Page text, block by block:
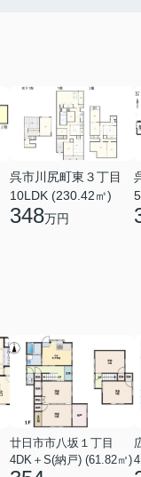
呉市川尻町東３丁目
10LDK (230.42㎡)
348万円
廿日市市八坂１丁目
4DK＋S(納戸) (61.82㎡)